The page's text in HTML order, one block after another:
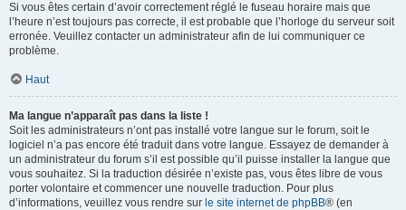
Si vous êtes certain d’avoir correctement réglé le fuseau horaire mais que
l’heure n’est toujours pas correcte, il est probable que l’horloge du serveur soit
erronée. Veuillez contacter un administrateur afin de lui communiquer ce
problème.
Haut
Ma langue n’apparaît pas dans la liste !
Soit les administrateurs n’ont pas installé votre langue sur le forum, soit le
logiciel n’a pas encore été traduit dans votre langue. Essayez de demander à
un administrateur du forum s’il est possible qu’il puisse installer la langue que
vous souhaitez. Si la traduction désirée n’existe pas, vous êtes libre de vous
porter volontaire et commencer une nouvelle traduction. Pour plus
d’informations, veuillez vous rendre sur le site internet de phpBB® (en